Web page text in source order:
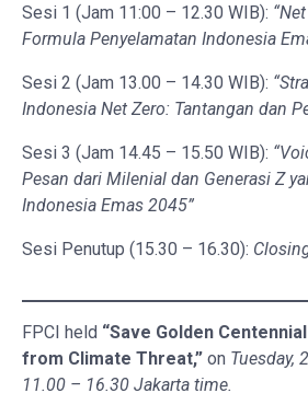
Sesi 1 (Jam 11:00 – 12.30 WIB):
Formula Penyelamatan Indonesia
Sesi 2 (Jam 13.00 – 14.30 WIB):
Indonesia Net Zero: Tantangan dan
Sesi 3 (Jam 14.45 – 15.50 WIB):
Pesan dari Milenial dan Generasi Z
Indonesia Emas 2045”
Sesi Penutup (15.30 – 16.30):
FPCI held “Save Golden
from Climate Threat,” on Tuesday,
11.00 – 16.30 Jakarta time.